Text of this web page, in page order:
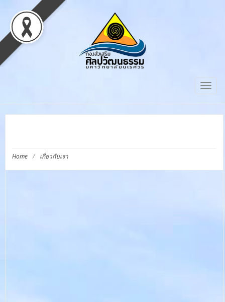
Home / เกี่ยวกับเรา